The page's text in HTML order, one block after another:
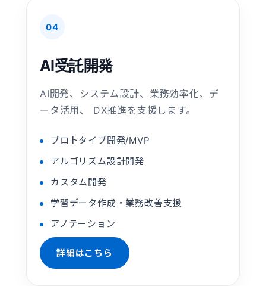
04
AI受託開発
AI開発、システム設計、業務効率化、デ
ータ活用、 DX推進を支援します。
プロトタイプ開発/MVP
アルゴリズム設計開発
カスタム開発
学習データ作成・業務改善支援
アノテーション
詳細はこちら